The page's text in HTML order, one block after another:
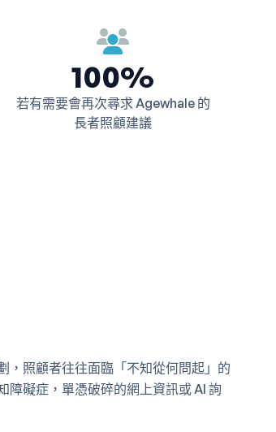
100%
若有需要會再次尋求 Agewhale 的
長者照顧建議
，照顧者往往面臨「不知從何問起」的
礙症，單憑破碎的網上資訊或 AI 詢